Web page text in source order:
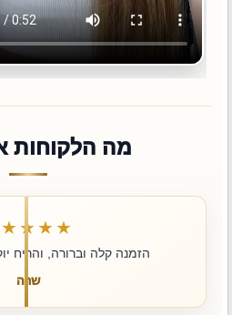
מה הלקוחות
הזמנה קלה וברורה, והריח
שרה